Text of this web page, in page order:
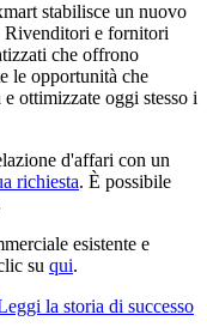
stabilisce un nuovo
Rivenditori e fornitori
che offrono
le opportunità che
ottimizzate oggi stesso i
d'affari con un
richiesta. È possibile
esistente e
su qui.
la storia di successo